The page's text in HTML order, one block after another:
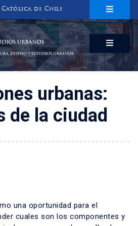
de Chile
URBANOS
DISEÑO Y ESTUDIOS URBANOS
urbanas:
de la ciudad
una oportunidad para el
cuales son los componentes y